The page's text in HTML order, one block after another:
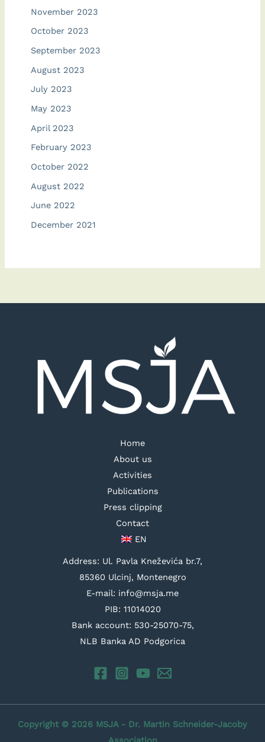
November 2023
October 2023
September 2023
August 2023
July 2023
May 2023
April 2023
February 2023
October 2022
August 2022
June 2022
December 2021
Home
About us
Activities
Publications
Press clipping
Contact
EN
Address: Ul. Pavla Kneževića br.7,
85360 Ulcinj, Montenegro
E-mail: info@msja.me
PIB: 11014020
Bank account: 530-25070-75,
NLB Banka AD Podgorica
Copyright © 2026 MSJA - Dr. Martin Schneider-Jacoby